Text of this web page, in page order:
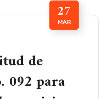
27
MAR
de
092 para